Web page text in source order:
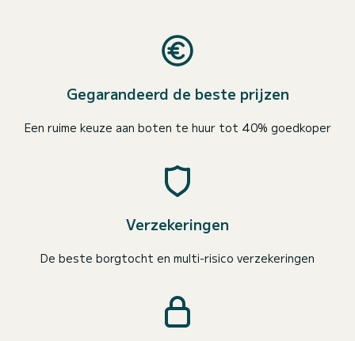
Gegarandeerd de beste prijzen
Een ruime keuze aan boten te huur tot 40% goedkoper
Verzekeringen
De beste borgtocht en multi-risico verzekeringen